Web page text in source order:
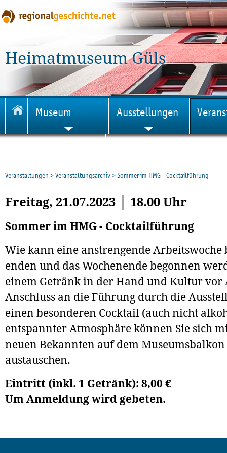
Heimatmuseum Güls
Museum Ausstellungen
Veranstaltungen >Veranstaltungsarchiv>Sommer im HMG - Cocktailführung
Freitag, 21.07.2023 │ 18.00 Uhr
Sommer im HMG - Cocktailführung
Wie kann eine anstrengende Arbeitswoche
enden und das Wochenende begonnen
einem Getränk in der Hand und Kultur vor
Anschluss an die Führung durch die
einen besonderen Cocktail (auch nicht
entspannter Atmosphäre können Sie sich
neuen Bekannten auf dem Museumsbalkon
austauschen.
Eintritt (inkl. 1 Getränk): 8,00 €
Um Anmeldung wird gebeten.